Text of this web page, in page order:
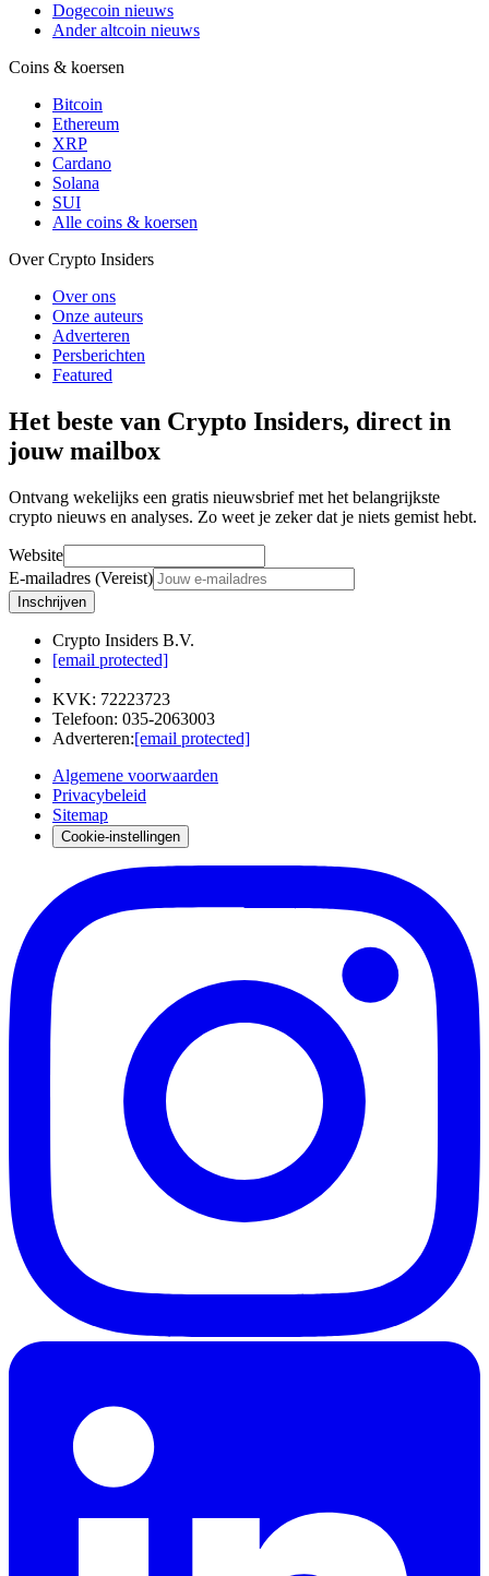
Dogecoin nieuws
Ander altcoin nieuws
Coins & koersen
Bitcoin
Ethereum
XRP
Cardano
Solana
SUI
Alle coins & koersen
Over Crypto Insiders
Over ons
Onze auteurs
Adverteren
Persberichten
Featured
Het beste van Crypto Insiders, direct in
jouw mailbox
Ontvang wekelijks een gratis nieuwsbrief met het belangrijkste
crypto nieuws en analyses. Zo weet je zeker dat je niets gemist hebt.
Website
E-mailadres (Vereist)
Inschrijven
Crypto Insiders B.V.
[email protected]
KVK: 72223723
Telefoon: 035-2063003
Adverteren:[email protected]
Algemene voorwaarden
Privacybeleid
Sitemap
Cookie-instellingen